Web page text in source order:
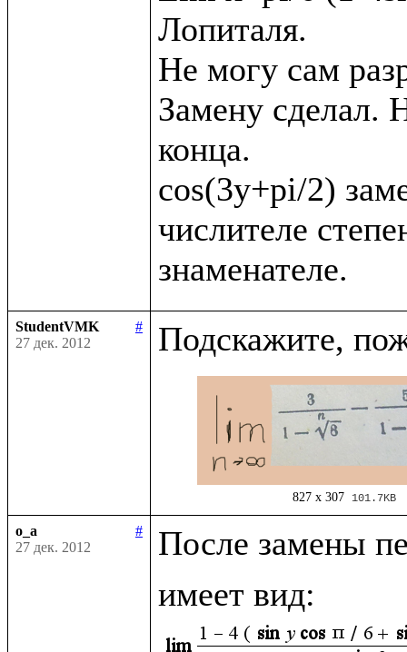
Лопиталя.
Не могу сам
Замену сделал.
конца.
cos(3y+pi/2)
числителе
StudentVMK
#
27 дек. 2012
827 x 307 101.7KB
o_a
#
27 дек. 2012
После замены
имеет вид: